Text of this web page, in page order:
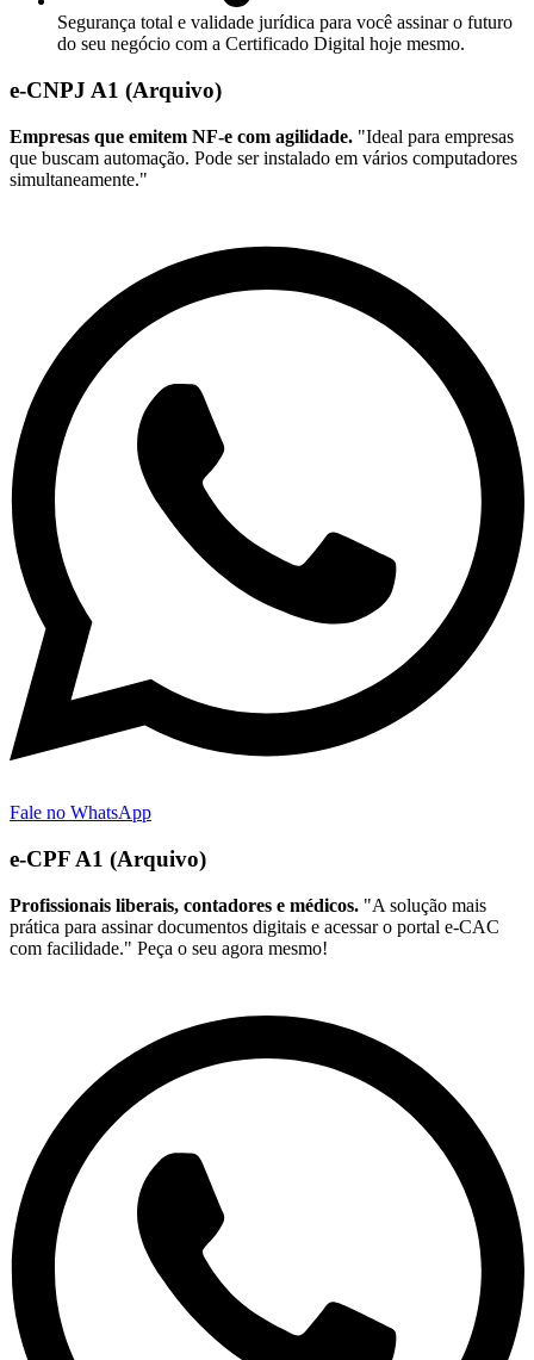
Segurança total e validade jurídica para você assinar o futuro
do seu negócio com a Certificado Digital hoje mesmo.
e-CNPJ A1 (Arquivo)
Empresas que emitem NF-e com agilidade. "Ideal para empresas
que buscam automação. Pode ser instalado em vários computadores
simultaneamente."
Fale no WhatsApp
e-CPF A1 (Arquivo)
Profissionais liberais, contadores e médicos. "A solução mais
prática para assinar documentos digitais e acessar o portal e-CAC
com facilidade." Peça o seu agora mesmo!